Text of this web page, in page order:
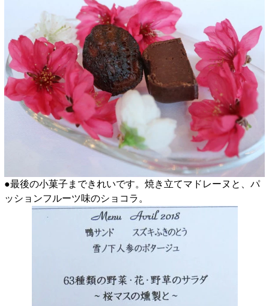
●最後の小菓子まできれいです。焼き立てマドレーヌと、パ
ッションフルーツ味のショコラ。